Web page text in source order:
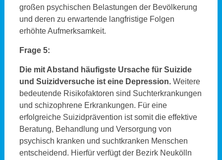
großen psychischen Belastungen der Bevölkerung
und deren zu erwartende langfristige Folgen
erhöhte Aufmerksamkeit.
Frage 5:
Die mit Abstand häufigste Ursache für Suizide
und Suizidversuche ist eine Depression.Weitere
bedeutende Risikofaktoren sind Suchterkrankungen
und schizophrene Erkrankungen. Für eine
erfolgreiche Suizidprävention ist somit die effektive
Beratung, Behandlung und Versorgung von
psychisch kranken und suchtkranken Menschen
entscheidend. Hierfür verfügt der Bezirk Neukölln